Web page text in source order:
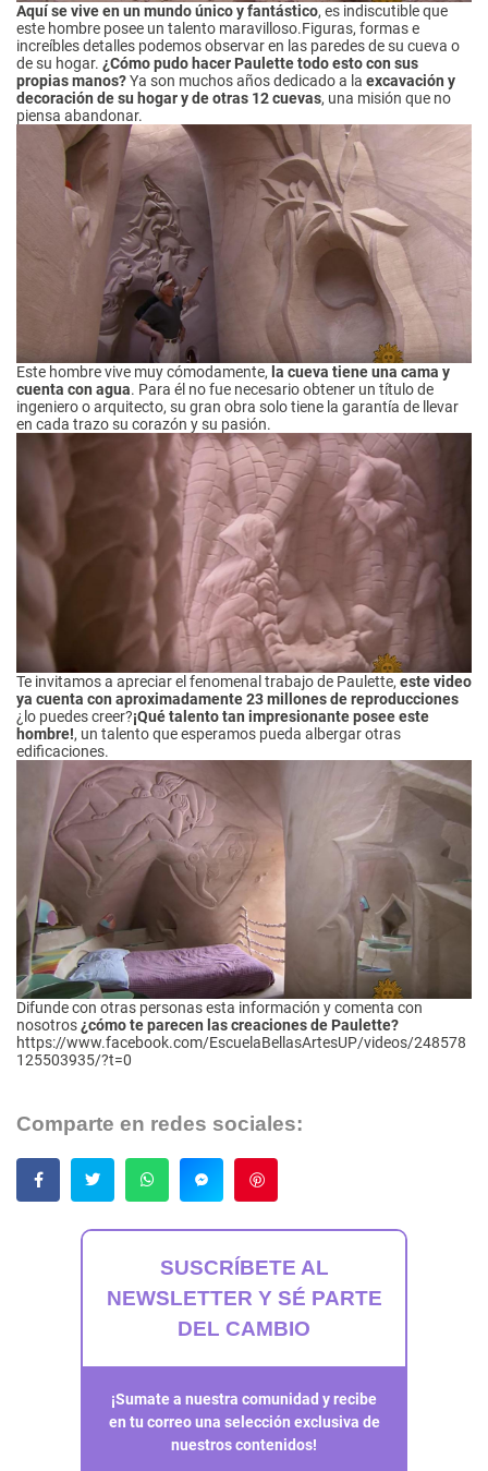
Aquí se vive en un mundo único y fantástico, es indiscutible que
este hombre posee un talento maravilloso.Figuras, formas e
increíbles detalles podemos observar en las paredes de su cueva o
de su hogar. ¿Cómo pudo hacer Paulette todo esto con sus
propias manos?Ya son muchos años dedicado a la excavación y
decoración de su hogar y de otras 12 cuevas, una misión que no
piensa abandonar.
Este hombre vive muy cómodamente, la cueva tiene una cama y
cuenta con agua. Para él no fue necesario obtener un título de
ingeniero o arquitecto, su gran obra solo tiene la garantía de llevar
en cada trazo su corazón y su pasión.
Te invitamos a apreciar el fenomenal trabajo de Paulette, este video
ya cuenta con aproximadamente 23 millones de reproducciones
¿lo puedes creer?¡Qué talento tan impresionante posee este
hombre!, un talento que esperamos pueda albergar otras
edificaciones.
Difunde con otras personas esta información y comenta con
nosotros¿cómo te parecen las creaciones de Paulette?
https://www.facebook.com/EscuelaBellasArtesUP/videos/248578
125503935/?t=0
Comparte en redes sociales:
SUSCRÍBETE AL
NEWSLETTER Y SÉ PARTE
DEL CAMBIO
¡Sumate a nuestra comunidad y recibe
en tu correo una selección exclusiva de
nuestros contenidos!